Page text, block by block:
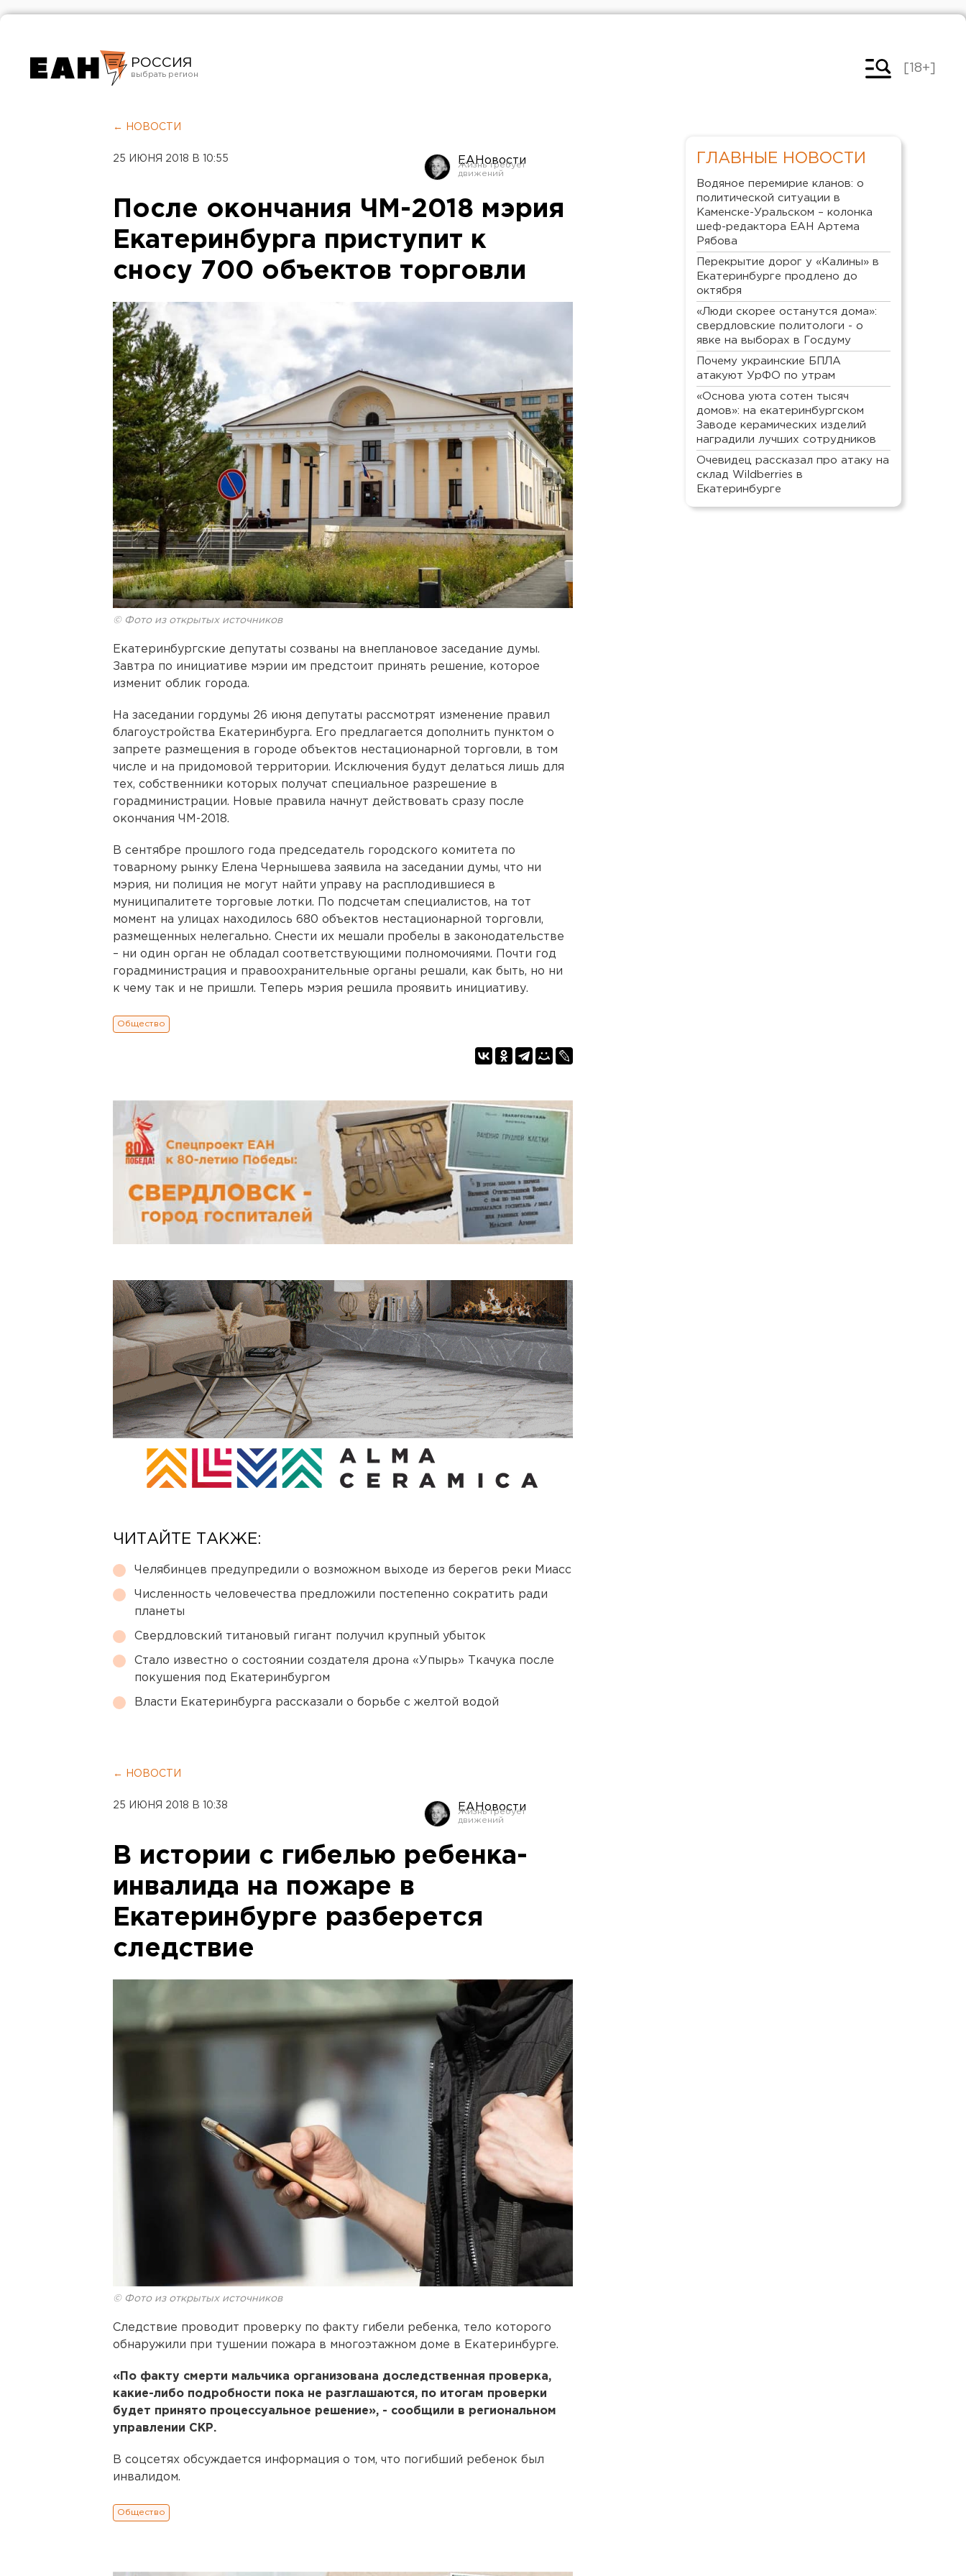
РОССИЯ
Челябинск
[18+]
← НОВОСТИ
25 ИЮНЯ 2018 В 10:55 ЕАНовости
После окончания ЧМ-2018 мэрия
Екатеринбурга приступит к
сносу 700 объектов торговли
© Фото из открытых источников
Екатеринбургские депутаты созваны на внеплановое заседание думы.
Завтра по инициативе мэрии им предстоит принять решение, которое
изменит облик города.
На заседании гордумы 26 июня депутаты рассмотрят изменение правил
благоустройства Екатеринбурга. Его предлагается дополнить пунктом о
запрете размещения в городе объектов нестационарной торговли, в том
числе и на придомовой территории. Исключения будут делаться лишь для
тех, собственники которых получат специальное разрешение в
горадминистрации. Новые правила начнут действовать сразу после
окончания ЧМ-2018.
В сентябре прошлого года председатель городского комитета по
товарному рынку Елена Чернышева заявила на заседании думы, что ни
мэрия, ни полиция не могут найти управу на расплодившиеся в
муниципалитете торговые лотки. По подсчетам специалистов, на тот
момент на улицах находилось 680 объектов нестационарной торговли,
размещенных нелегально. Снести их мешали пробелы в законодательстве
– ни один орган не обладал соответствующими полномочиями. Почти год
горадминистрация и правоохранительные органы решали, как быть, но ни
к чему так и не пришли. Теперь мэрия решила проявить инициативу.
Общество
ЧИТАЙТЕ ТАКЖЕ:
Челябинцев предупредили о возможном выходе из берегов реки Миасс
Численность человечества предложили постепенно сократить ради
планеты
Свердловский титановый гигант получил крупный убыток
Стало известно о состоянии создателя дрона «Упырь» Ткачука после
покушения под Екатеринбургом
Власти Екатеринбурга рассказали о борьбе с желтой водой
← НОВОСТИ
25 ИЮНЯ 2018 В 10:38 ЕАНовости
В истории с гибелью ребенка-
инвалида на пожаре в
Екатеринбурге разберется
следствие
© Фото из открытых источников
Следствие проводит проверку по факту гибели ребенка, тело которого
обнаружили при тушении пожара в многоэтажном доме в Екатеринбурге.
«По факту смерти мальчика организована доследственная проверка,
какие-либо подробности пока не разглашаются, по итогам проверки
будет принято процессуальное решение», - сообщили в региональном
управлении СКР.
В соцсетях обсуждается информация о том, что погибший ребенок был
инвалидом.
Общество
ГЛАВНЫЕ НОВОСТИ
Водяное перемирие кланов: о
политической ситуации в
Каменске-Уральском – колонка
шеф-редактора ЕАН Артема
Рябова
Перекрытие дорог у «Калины» в
Екатеринбурге продлено до
октября
«Люди скорее останутся дома»:
свердловские политологи - о
явке на выборах в Госдуму
Почему украинские БПЛА
атакуют УрФО по утрам
«Основа уюта сотен тысяч
домов»: на екатеринбургском
Заводе керамических изделий
наградили лучших сотрудников
Очевидец рассказал про атаку на
склад Wildberries в
Екатеринбурге